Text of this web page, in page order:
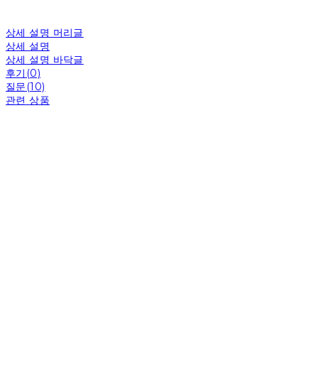
상세 설명 머리글
상세 설명
상세 설명 바닥글
후기(0)
질문(10)
관련 상품